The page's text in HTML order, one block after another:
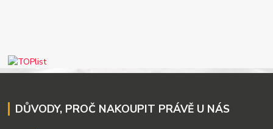
DŮVODY, PROČ NAKOUPIT PRÁVĚ U NÁS